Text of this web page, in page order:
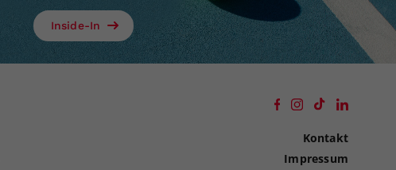
Inside-In
Kontakt
Impressum